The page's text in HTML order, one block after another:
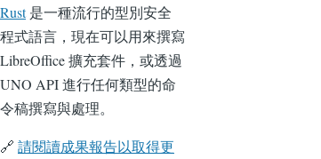
Rust是一種流行的型別安全
程式語言，現在可以用來撰寫
LibreOffice 擴充套件，或透過
UNO API 進行任何類型的命
令稿撰寫與處理。
🔗 請閱讀成果報告以取得更